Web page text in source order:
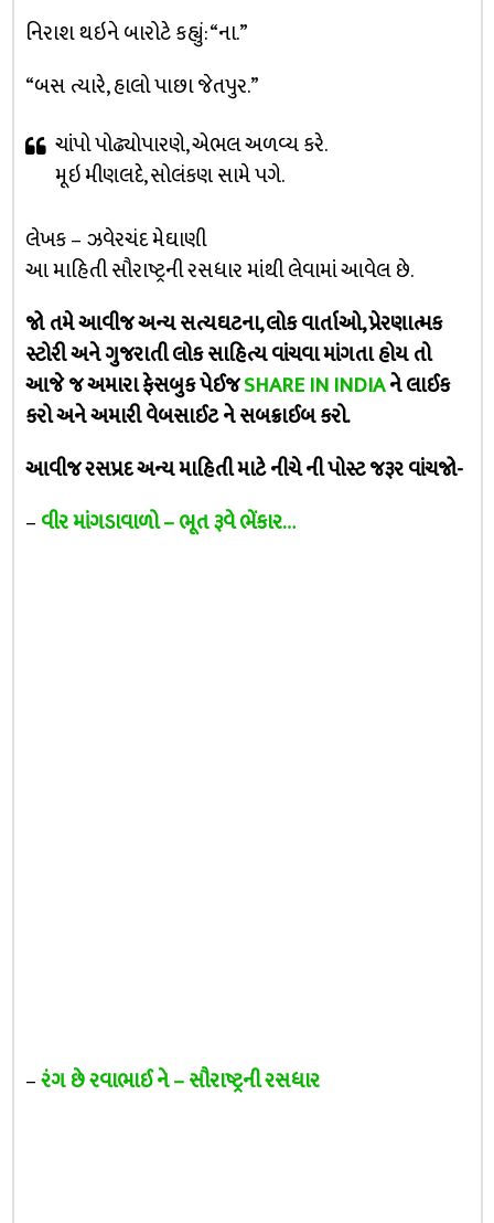
નિરાશ થઇને બારોટે કહ્યું: “ના.”
“બસ ત્યારે, હાલો પાછા જેતપુર.”
ચાંપો પોઢ્યોપારણે, એભલ અળવ્ય કરે.
મૂઇ મીણલદે, સોલંકણ સામે પગે.
લેખક – ઝવેરચંદ મેઘાણી
આ માહિતી સૌરાષ્ટ્રની રસધાર માંથી લેવામાં આવેલ છે.
જો તમે આવીજ અન્ય સત્યઘટના, લોક વાર્તાઓ, પ્રેરણાત્મક
સ્ટોરી અને ગુજરાતી લોક સાહિત્ય વાંચવા માંગતા હોય તો
આજે જ અમારા ફેસબુક પેઈજSHARE IN INDIAને લાઈક
કરો અને અમારી વેબસાઈટ ને સબક્રાઈબ કરો.
આવીજ રસપ્રદ અન્ય માહિતી માટે નીચે ની પોસ્ટ જરૂર વાંચજો-
–વીર માંગડાવાળો – ભૂત રૂવે ભેંકાર…
–રંગ છે રવાભાઈ ને – સૌરાષ્ટ્રની રસધાર